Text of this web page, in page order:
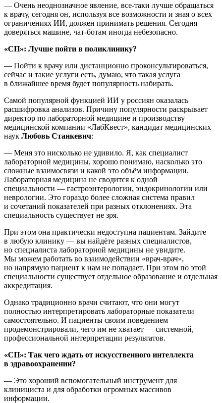
— Очень неоднозначное явление, все-таки лучше обращаться
к врачу, сегодня он, используя все возможности и зная о всех
ограничениях ИИ, должен принимать решения. Сегодня
доверяться машине, чат-ботам иногда небезопасно.
«СП»: Лучше пойти в поликлинику?
— Пойти к врачу или дистанционно проконсультироваться,
сейчас и такие услуги есть, думаю, что такая услуга
в ближайшее время будет популярность набирать.
Самой популярной функцией ИИ у россиян оказалась
расшифровка анализов. Причину популярности раскрывает
директор по лабораторной медицине и производству
медицинской компании «ЛабКвест», кандидат медицинских
наук Любовь Станкевич:
— Меня это нисколько не удивило. Я, как специалист
лабораторной медицины, хорошо понимаю, насколько это
сложные взаимосвязи и какой это объём информации.
Лабораторная медицина не сводится к одной
специальности — гастроэнтерологии, эндокринологии или
неврологии. Это гораздо более сложная система правил
и сочетаний показателей при разных отклонениях. Эта
специальность существует не зря.
При этом она практически недоступна пациентам. Зайдите
в любую клинику — вы найдёте разных специалистов,
но специалиста лабораторной медицины не увидите.
Мы можем работать во взаимодействии «врач-врач»,
но напрямую пациент к нам не попадает. При этом по этой
специальности существует отдельное образование и отдельная
аккредитация.
Однако традиционно врачи считают, что они могут
полностью интерпретировать лабораторные показатели
самостоятельно. И пациенты своим поведением
продемонстрировали, чего им не хватает — системной,
профессиональной интерпретации результатов.
«СП»: Так чего ждать от искусственного интеллекта
в здравоохранении?
— Это хороший вспомогательный инструмент для
клинициста и для обработки огромных массивов
информации.